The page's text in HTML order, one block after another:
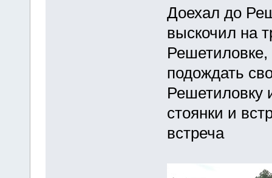
Доехал до
выскочил на
подождать
Решетиловку
стоянки и
встреча